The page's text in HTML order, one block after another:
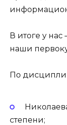
В итоге у нас
наши
По
степени;